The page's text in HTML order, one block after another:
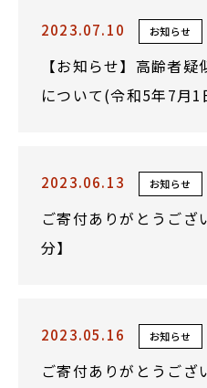
2023.07.10 お知らせ
【お知らせ】高齢者
について(令和5年7月1
2023.06.13 お知らせ
ご寄付ありがとうござ
分】
2023.05.16 お知らせ
ご寄付ありがとうござ